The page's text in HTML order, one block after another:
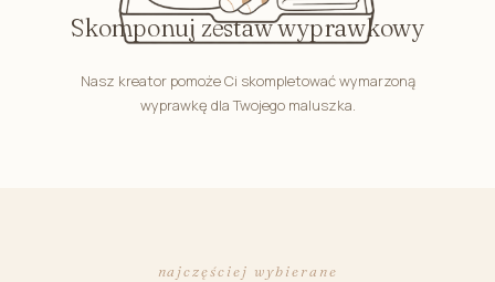
Skomponuj zestaw wyprawkowy
Nasz kreator pomoże Ci skompletować wymarzoną
wyprawkę dla Twojego maluszka.
najczęściej wybierane